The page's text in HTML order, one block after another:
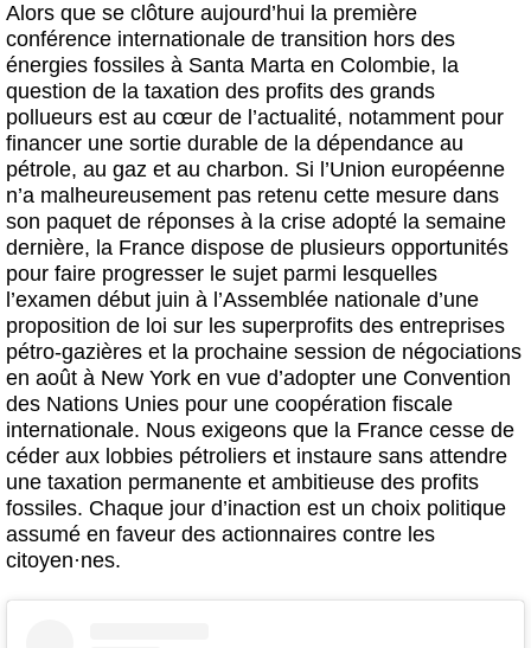
Alors que se clôture aujourd’hui la première
conférence internationale de transition hors des
énergies fossiles à Santa Marta en Colombie, la
question de la taxation des profits des grands
pollueurs est au cœur de l’actualité, notamment pour
financer une sortie durable de la dépendance au
pétrole, au gaz et au charbon. Si l’Union européenne
n’a malheureusement pas retenu cette mesure dans
son paquet de réponses à la crise adopté la semaine
dernière, la France dispose de plusieurs opportunités
pour faire progresser le sujet parmi lesquelles
l’examen début juin à l’Assemblée nationale d’une
proposition de loi sur les superprofits des entreprises
pétro-gazières et la prochaine session de négociations
en août à New York en vue d’adopter une Convention
des Nations Unies pour une coopération fiscale
internationale. Nous exigeons que la France cesse de
céder aux lobbies pétroliers et instaure sans attendre
une taxation permanente et ambitieuse des profits
fossiles. Chaque jour d’inaction est un choix politique
assumé en faveur des actionnaires contre les
citoyen·nes.